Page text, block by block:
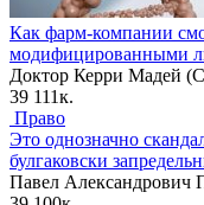
Как фарм-компании
модифицированными
Доктор Керри Мадей
39 111к.
Право
Это однозначно
булгаковски
Павел Александрович